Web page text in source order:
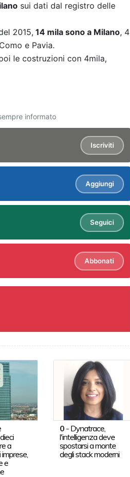
sui dati dal registro delle
2015, 14 mila sono a Milano, 4
e Pavia.
le costruzioni con 4mila,
informato
Iscriviti
Aggiungi
Seguici
Abbonati
a
e
0 - Dynatrace,
l'intelligenza deve
spostarsi a monte
degli stack moderni